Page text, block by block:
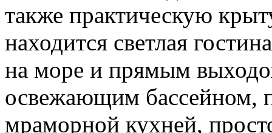
также практическую
находится светлая
на море и прямым
освежающим бассейном,
мраморной кухней,